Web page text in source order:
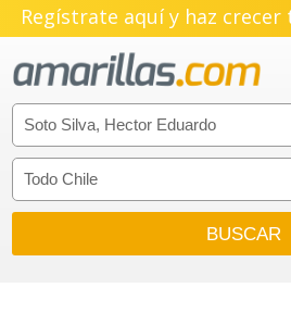
Regístrate aquí y haz crecer